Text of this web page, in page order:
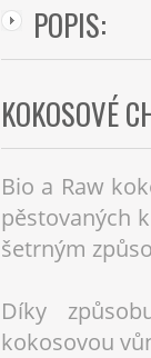
POPIS:
KOKOSOVÉ
Bio a Raw
pěstovaných
šetrným
Díky
kokosovou